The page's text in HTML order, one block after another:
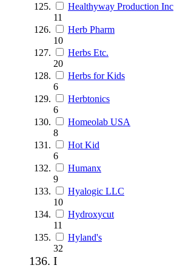
Healthyway Production Inc
11
Herb Pharm
10
Herbs Etc.
20
Herbs for Kids
6
Herbtonics
6
Homeolab USA
8
Hot Kid
6
Humanx
9
Hyalogic LLC
10
Hydroxycut
11
Hyland's
32
I